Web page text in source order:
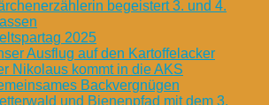
begeistert 3. und 4.
2025
Ausflug auf den Kartoffelacker
Nikolaus kommt in die AKS
Backvergnügen
und Bienenpfad mit dem 3.